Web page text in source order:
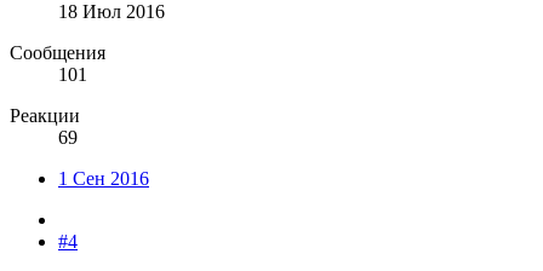
18 Июл 2016
Сообщения
101
Реакции
69
1 Сен 2016
#4